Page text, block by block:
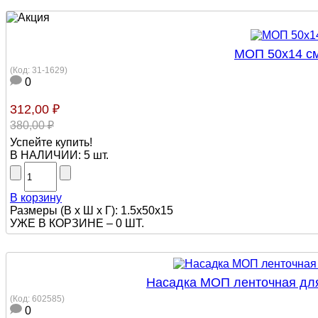
МОП 50х14
(Код: 31-1629)
0
312,00 ₽
380,00 ₽
Успейте купить!
В НАЛИЧИИ: 5 шт.
В корзину
Размеры (В х Ш х Г): 1.5х50х15
УЖЕ В КОРЗИНЕ – 0 ШТ.
Насадка МОП ленточная
(Код: 602585)
0